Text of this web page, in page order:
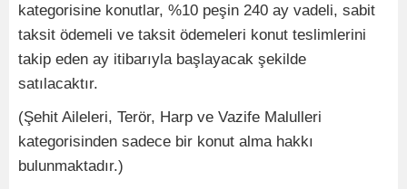
kategorisine konutlar, %10 peşin 240 ay vadeli, sabit
taksit ödemeli ve taksit ödemeleri konut teslimlerini
takip eden ay itibarıyla başlayacak şekilde
satılacaktır.
(Şehit Aileleri, Terör, Harp ve Vazife Malulleri
kategorisinden sadece bir konut alma hakkı
bulunmaktadır.)